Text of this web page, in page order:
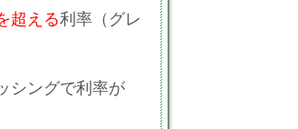
超える利率（グレ
シングで利率が